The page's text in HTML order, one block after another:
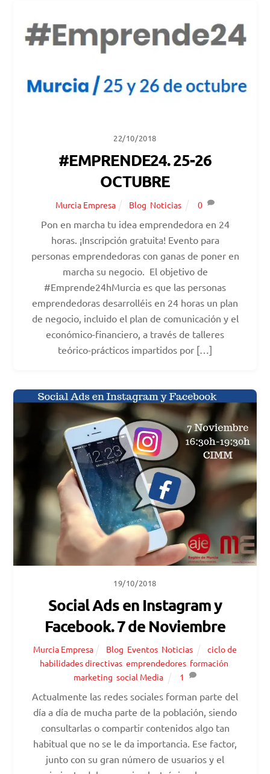
22/10/2018
#EMPRENDE24. 25-26
OCTUBRE
Murcia Empresa Blog Noticias 0
Pon en marcha tu idea emprendedora en 24
horas. ¡Inscripción gratuita! Evento para
personas emprendedoras con ganas de poner en
marcha su negocio. El objetivo de
#Emprende24hMurcia es que las personas
emprendedoras desarrolléis en 24 horas un plan
de negocio, incluido el plan de comunicación y el
económico-financiero, a través de talleres
teórico-prácticos impartidos por […]
19/10/2018
Social Ads en Instagram y
Facebook. 7 de Noviembre
Murcia Empresa Blog Eventos Noticias
ciclo de
habilidades directivas emprendedores formación
marketing ,social Media 1
Actualmente las redes sociales forman parte del
día a día de mucha parte de la población, siendo
consultarlas o compartir contenidos algo tan
habitual que no se le da importancia. Ese factor,
junto con su gran número de usuarios y el